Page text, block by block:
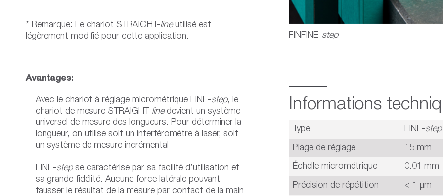
* Remarque: Le chariot STRAIGHT-lineutilisé est
légèrement modifié pour cette application.
Avantages:
Avec le chariot à réglage micrométrique FINE-step, le
chariot de mesure STRAIGHT-linedevient un système
universel de mesure des longueurs. Pour déterminer la
longueur, on utilise soit un interféromètre à laser, soit
un système de mesure incrémental
FINE-stepse caractérise par sa facilité d’utilisation et
sa grande fidélité. Aucune force latérale pouvant
fausser le résultat de la mesure par contact de la main
FINFINE-step
Informations
Type
Plage de réglage
Échelle micrométrique
Précision de répétition
FINE-step
15 mm
0.01 mm
< 1 µm